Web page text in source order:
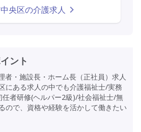
央区の介護求人
ント
者・施設長・ホーム長（正社員）求人
にある求人の中でも介護福祉士/実務
者研修(ヘルパー2級)/社会福祉士/無
ので、資格や経験を活かして働きたい